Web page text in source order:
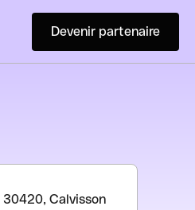
Devenir partenaire
30420, Calvisson